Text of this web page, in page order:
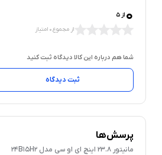
0 از 5
از مجموع 0 امتیاز
شما هم درباره این کالا دیدگاه ثبت کنید
ثبت دیدگاه
پرسش‌ها
مانیتور 23.8 اینچ ای او سی مدل 24B15H2